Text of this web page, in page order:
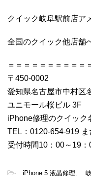
クイック岐阜駅前店ア
全国のクイック他店舗
＝＝＝＝＝＝＝＝＝＝
〒450-0002
愛知県名古屋市中村区
ユニモール桜ビル 3F
iPhone修理のクイック
TEL：0120-654-919
受付時間10：00～19：
- iPhone 5 液晶修理